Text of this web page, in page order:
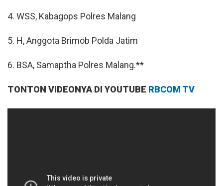
4. WSS, Kabagops Polres Malang
5. H, Anggota Brimob Polda Jatim
6. BSA, Samaptha Polres Malang.**
TONTON VIDEONYA DI YOUTUBE RBCOM TV